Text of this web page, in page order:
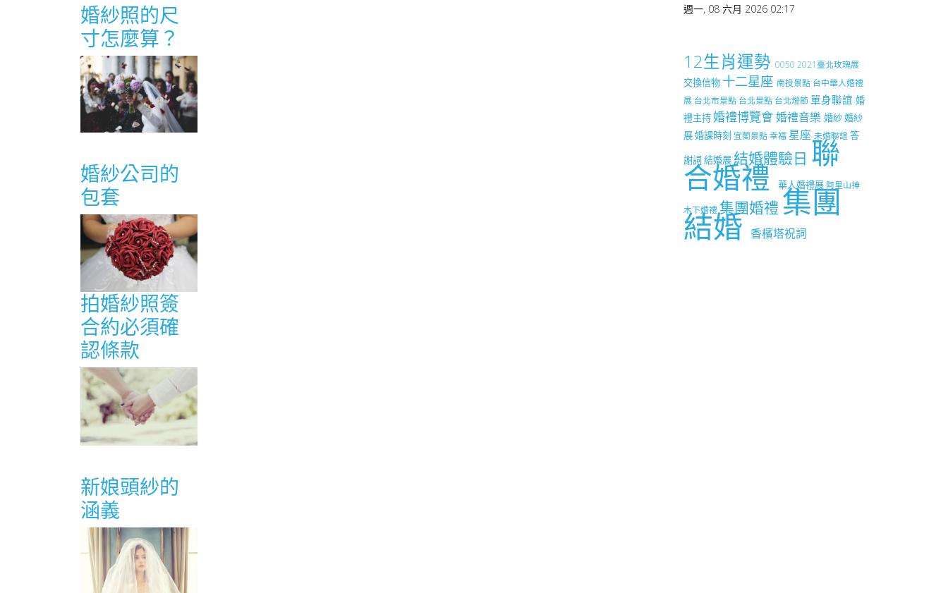
婚紗照的尺
寸怎麼算？
婚紗公司的
包套
拍婚紗照簽
合約必須確
認條款
新娘頭紗的
涵義
週一, 08 六月 2026 02:17
12生肖運勢 0050 2021臺北玫瑰展
交換信物 十二星座 南投景點 台中華人婚禮
展 台北市景點 台北景點 台北燈節單身聯誼 婚
禮主持婚禮博覽會婚禮音樂 婚紗婚紗
展婚課時刻 宜蘭景點幸福 星座 未婚聯誼 答
謝詞結婚展 結婚體驗日 聯
合婚禮華人婚禮展 阿里山神
木下婚禮集團婚禮 集團
結婚香檳塔祝詞